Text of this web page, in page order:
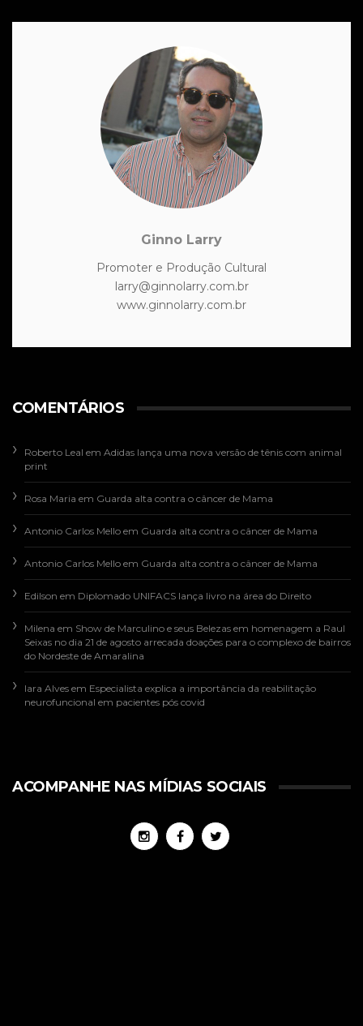
Ginno Larry
Promoter e Produção Cultural
larry@ginnolarry.com.br
www.ginnolarry.com.br
COMENTÁRIOS
Roberto Leal em Adidas lança uma nova versão de tênis com animal
print
Rosa Maria em Guarda alta contra o câncer de Mama
Antonio Carlos Mello em Guarda alta contra o câncer de Mama
Antonio Carlos Mello em Guarda alta contra o câncer de Mama
Edilson em Diplomado UNIFACS lança livro na área do Direito
Milena em Show de Marculino e seus Belezas em homenagem a Raul
Seixas no dia 21 de agosto arrecada doações para o complexo de bairros
do Nordeste de Amaralina
Iara Alves em Especialista explica a importância da reabilitação
neurofuncional em pacientes pós covid
ACOMPANHE NAS MÍDIAS SOCIAIS